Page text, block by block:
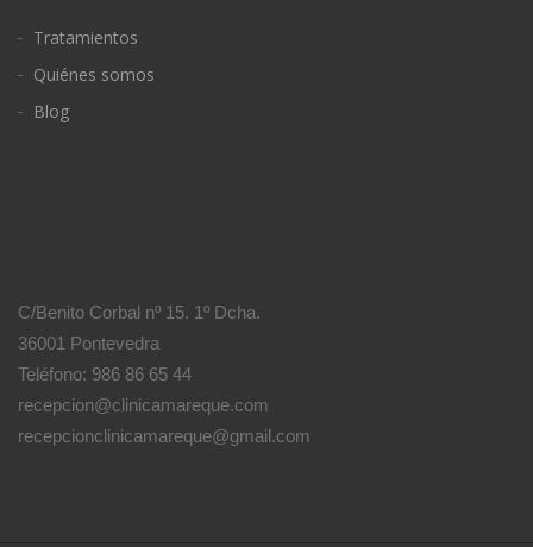
Tratamientos
Quiénes somos
Blog
C/Benito Corbal nº 15. 1º Dcha.
36001 Pontevedra
Teléfono: 986 86 65 44
recepcion@clinicamareque.com
recepcionclinicamareque@gmail.com